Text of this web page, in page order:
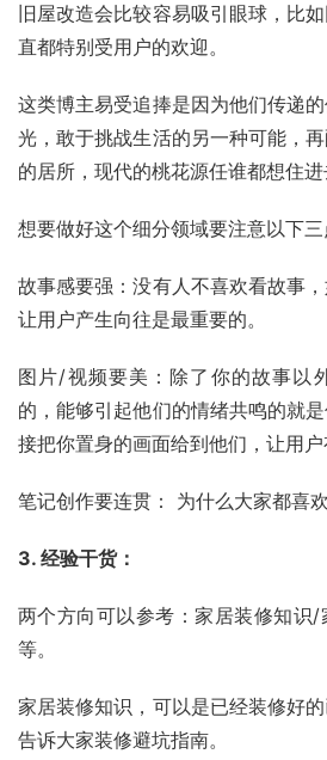
旧屋改造会比较容易吸引眼球，比
直都特别受用户的欢迎。
这类博主易受追捧是因为他们传递
光，敢于挑战生活的另一种可能，
的居所，现代的桃花源任谁都想住进
想要做好这个细分领域要注意以下三
故事感要强：没有人不喜欢看故事
让用户产生向往是最重要的。
图片/视频要美：除了你的故事以
的，能够引起他们的情绪共鸣的就
接把你置身的画面给到他们，让用户
笔记创作要连贯： 为什么大家都喜
3. 经验干货：
两个方向可以参考：家居装修知识
等。
家居装修知识，可以是已经装修好
告诉大家装修避坑指南。